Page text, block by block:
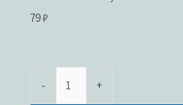
79₽
- +